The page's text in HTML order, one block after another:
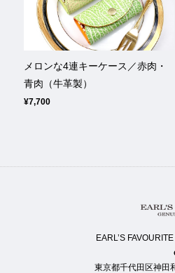
メロンな4連キーケース／赤肉・
青肉（牛革製）
¥7,700
EARL’S
東京都千代田区神田